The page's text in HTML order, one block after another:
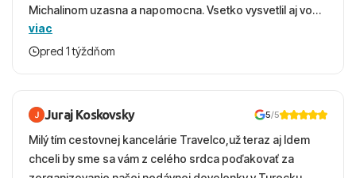
Michalinom uzasna a napomocna. Vsetko vysvetlil aj vo
vecernych hodinach zaco sa ospravedlnujem. Hotel
krasny, cisty. Sluzby top. Strava, prostredie, more,
viac
pred 1 týždňom
Juraj Koskovsky 5/5
Milý tím cestovnej kancelárie Travelco,už teraz aj Idem
chceli by sme sa vám z celého srdca poďakovať za